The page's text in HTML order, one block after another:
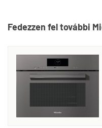
Fedezzen fel további